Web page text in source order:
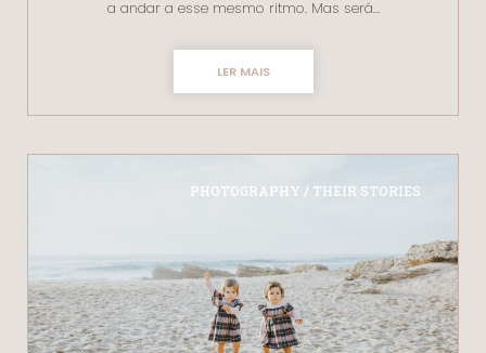
a andar a esse mesmo ritmo. Mas será…
LER MAIS
PHOTOGRAPHY / THEIR STORIES